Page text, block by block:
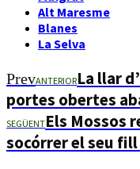
Alt Maresme
Blanes
La Selva
PrevANTERIORLa llar
portes obertes
SEGÜENTEls Mossos
socórrer el seu fill